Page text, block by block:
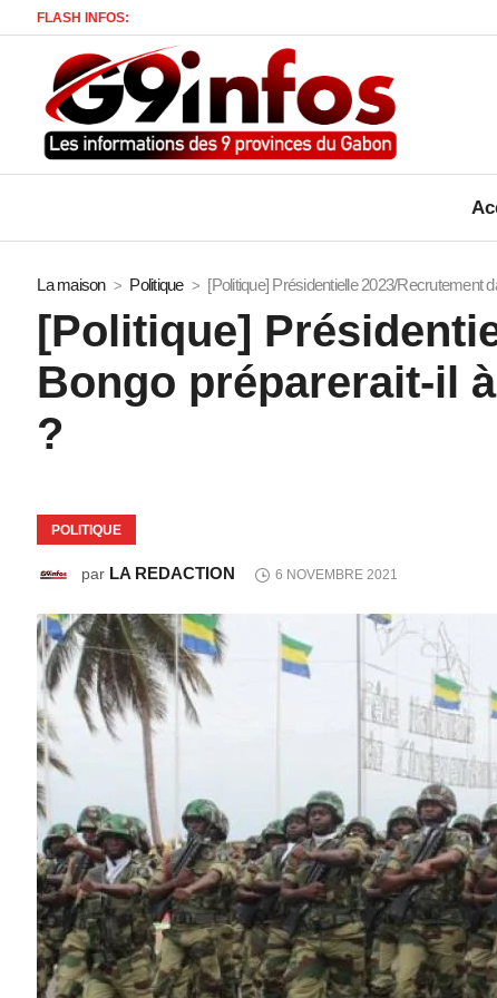
FLASH INFOS:
La maison Politique [Politique] Présidentielle 2023/Recrutement
[Politique]
Bongo préparerait-il
?
POLITIQUE
par LA REDACTION 6 NOVEMBRE 2021